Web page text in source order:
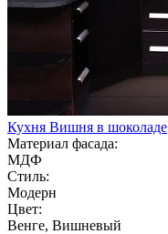
Кухня Вишня в шоколаде
Материал фасада:
МДФ
Стиль:
Модерн
Цвет:
Венге, Вишневый